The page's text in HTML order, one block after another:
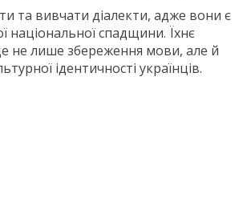
та вивчати діалекти, адже вони є
національної спадщини. Їхнє
не лише збереження мови, але й
ідентичності українців.